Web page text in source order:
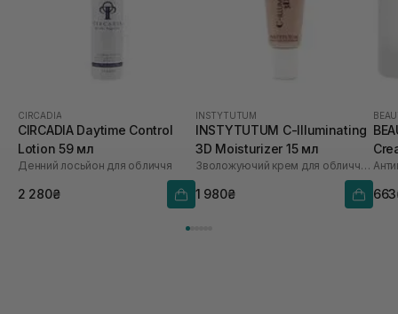
CIRCADIA
CIRCADIA Daytime Control
Lotion 59 мл
Денний лосьйон для обличчя
2 280₴
INSTYTUTUM
INSTYTUTUM C-Illuminating
3D Moisturizer 15 мл
Зволожуючий крем для обличчя з ефектом сяйва
1 980₴